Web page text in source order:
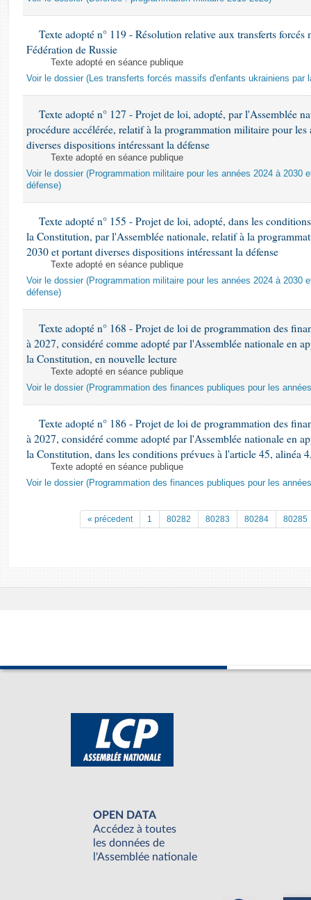
Rapports sur l'application des lois
Dossiers législatifs
Budget et sécurité sociale
Questions écrites et orales
Comptes rendus des débats
Texte adopté n° 119 - Résolution relative aux transferts
Fédération de Russie
Texte adopté en séance publique
Voir le dossier (Les transferts forcés massifs d'enfants ukrainiens par
Texte adopté n° 127 - Projet de loi, adopté, par l'Assemblée
procédure accélérée, relatif à la programmation militaire pour les
diverses dispositions intéressant la défense
Texte adopté en séance publique
Voir le dossier (Programmation militaire pour les années 2024 à 2030
défense)
Texte adopté n° 155 - Projet de loi, adopté, dans les
la Constitution, par l'Assemblée nationale, relatif à la
2030 et portant diverses dispositions intéressant la défense
Texte adopté en séance publique
Voir le dossier (Programmation militaire pour les années 2024 à 2030
défense)
Texte adopté n° 168 - Projet de loi de programmation des
à 2027, considéré comme adopté par l'Assemblée nationale en
la Constitution, en nouvelle lecture
Texte adopté en séance publique
Voir le dossier (Programmation des finances publiques pour les
Texte adopté n° 186 - Projet de loi de programmation des
à 2027, considéré comme adopté par l'Assemblée nationale en
la Constitution, dans les conditions prévues à l'article 45, alinéa
Texte adopté en séance publique
Voir le dossier (Programmation des finances publiques pour les
« précedent 1 80282 80283 80284 80285
OPEN DATA
Accédez à toutes
les données de
l'Assemblée nationale